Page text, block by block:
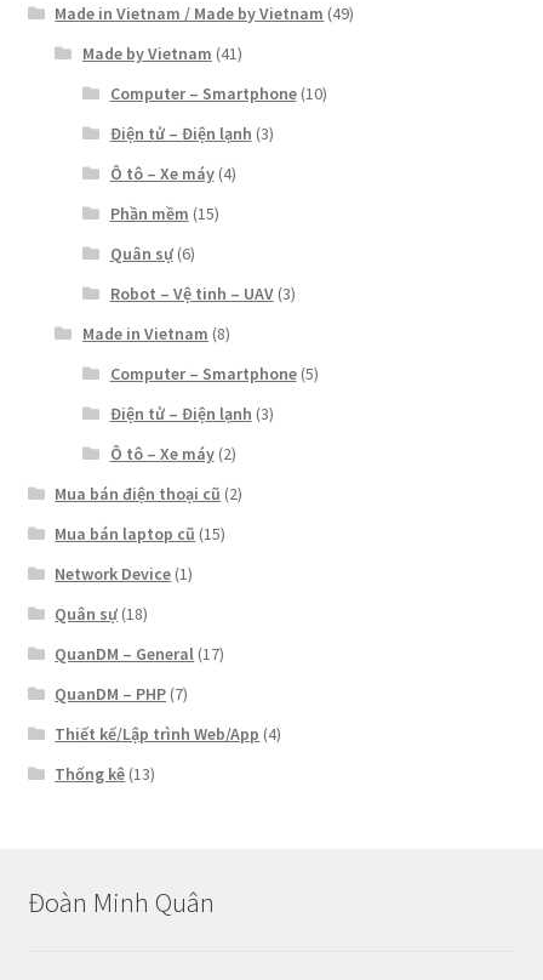
Made in Vietnam / Made by Vietnam (49)
Made by Vietnam (41)
Computer – Smartphone(10)
Điện tử – Điện lạnh (3)
Ô tô – Xe máy(4)
Phần mềm (15)
Quân sự(6)
Robot – Vệ tinh – UAV(3)
Made in Vietnam (8)
Computer – Smartphone(5)
Điện tử – Điện lạnh (3)
Ô tô – Xe máy(2)
Mua bán điện thoại cũ (2)
Mua bán laptop cũ (15)
Network Device (1)
Quân sự (18)
QuanDM – General (17)
QuanDM – PHP (7)
Thiết kế/Lập trình Web/App (4)
Thống kê (13)
Đoàn Minh Quân